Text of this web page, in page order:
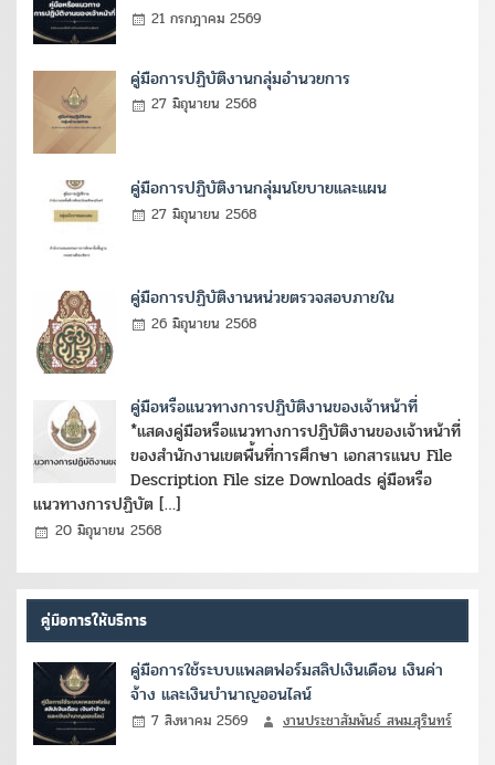
21 กรกฎาคม 2569
คู่มือการปฏิบัติงานกลุ่มอำนวยการ
27 มิถุนายน 2568
คู่มือการปฏิบัติงานกลุ่มนโยบายและแผน
27 มิถุนายน 2568
คู่มือการปฏิบัติงานหน่วยตรวจสอบภายใน
26 มิถุนายน 2568
คู่มือหรือแนวทางการปฏิบัติงานของเจ้าหน้าที่
*แสดงคู่มือหรือแนวทางการปฏิบัติงานของเจ้าหน้าที่
ของสำนักงานเขตพื้นที่การศึกษา เอกสารแนบ File
Description File size Downloads คู่มือหรือ
แนวทางการปฏิบัต […]
20 มิถุนายน 2568
คู่มือการให้บริการ
คู่มือการใช้ระบบแพลตฟอร์มสลิปเงินเดือน เงินค่า
จ้าง และเงินบำนาญออนไลน์
7 สิงหาคม 2569 งานประชาสัมพันธ์ สพม.สุรินทร์